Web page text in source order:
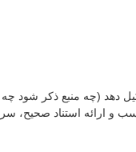
دهد (چه منبع ذکر شود
و ارائه استناد